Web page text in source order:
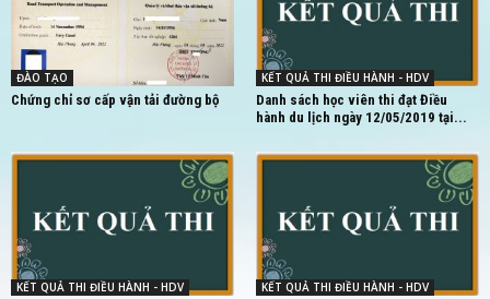
ĐÀO TẠO
Chứng chỉ sơ cấp vận tải đường bộ
KẾT QUẢ THI ĐIỀU HÀNH - HDV
Danh sách học viên thi đạt Điều
hành du lịch ngày 12/05/2019 tại...
KẾT QUẢ THI ĐIỀU HÀNH - HDV KẾT QUẢ THI ĐIỀU HÀNH - HDV